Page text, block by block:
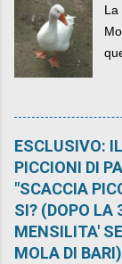
La
ESCLUSIVO:
PICCIONI DI
"SCACCIA
SI? (DOPO LA
MENSILITA'
MOLA DI BARI)